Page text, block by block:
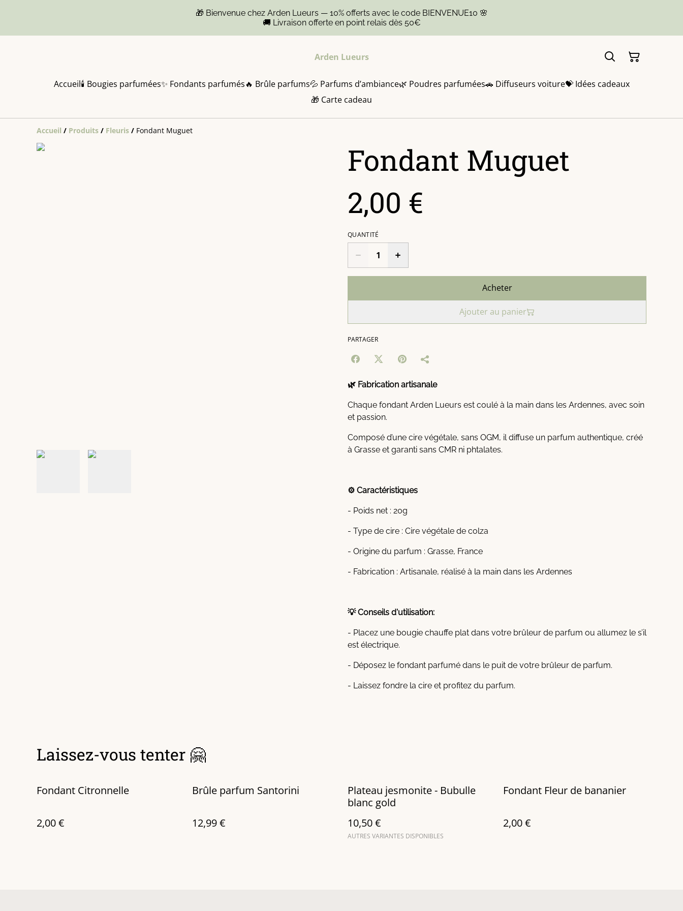
🎁 Bienvenue chez Arden Lueurs — 10% offerts avec le code BIENVENUE10 🌸
🚚 Livraison offerte en point relais dès 50€
Arden Lueurs
Accueil🕯️ Bougies parfumées✨ Fondants parfumés🔥 Brûle parfums💦 Parfums d’ambiance🌿 Poudres parfumées🚗 Diffuseurs voiture💝 Idées cadeaux
🎁 Carte cadeau
Accueil / Produits / Fleuris / Fondant Muguet
Fondant Muguet
2,00 €
QUANTITÉ
Acheter
Ajouter au panier
PARTAGER
🌿 Fabrication artisanale
Chaque fondant Arden Lueurs est coulé à la main dans les Ardennes, avec soin
et passion.
Composé d’une cire végétale, sans OGM, il diffuse un parfum authentique, créé
à Grasse et garanti sans CMR ni phtalates.
⚙️ Caractéristiques
- Poids net : 20g
- Type de cire : Cire végétale de colza
- Origine du parfum : Grasse, France
- Fabrication : Artisanale, réalisé à la main dans les Ardennes
💡 Conseils d'utilisation:
- Placez une bougie chauffe plat dans votre brûleur de parfum ou allumez le s’il
est électrique.
- Déposez le fondant parfumé dans le puit de votre brûleur de parfum.
- Laissez fondre la cire et profitez du parfum.
Laissez-vous tenter 🤗
Fondant Citronnelle
2,00 €
Brûle parfum Santorini
12,99 €
Plateau jesmonite - Bubulle
blanc gold
10,50 €
AUTRES VARIANTES DISPONIBLES
Fondant Fleur de bananier
2,00 €